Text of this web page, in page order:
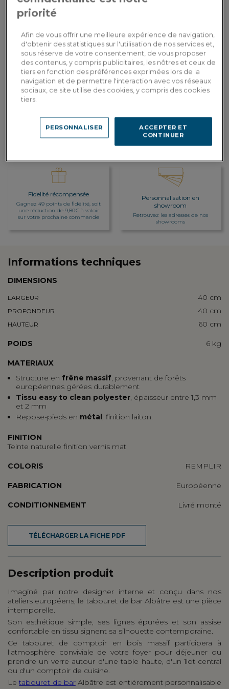
Hauteur d'assise :
490,00€
Dont 0,25€ d'écopart
ou 3x Paiement en
3 fois en CB
AJOUTER AU PANIER
Livraison sur-mesure
Estimer mes frais de livraison par pays
Fidelité récompensée
Gagnez 49 points de fidélité, soit
une réduction de 9,80€ à valoir
sur votre prochaine commande
Personnalisation en
showroom
Retrouvez les adresses de nos
showrooms
Informations techniques
DIMENSIONS
LARGEUR 40 cm
PROFONDEUR 40 cm
HAUTEUR 60 cm
POIDS 6 kg
MATERIAUX
Structure en frêne massif, provenant de forêts
européennes gérées durablement
Tissu easy to clean polyester, épaisseur entre 1,3 mm
et 2 mm
Repose-pieds en métal, finition laiton.
FINITION
Teinte naturelle finition vernis mat
COLORIS REMPLIR
FABRICATION Européenne
CONDITIONNEMENT Livré monté
TÉLÉCHARGER LA FICHE PDF
Description produit
Imaginé par notre designer interne et conçu dans nos
ateliers européens, le tabouret de bar Albâtre est une pièce
intemporelle.
Son esthétique simple, ses lignes épurées et son assise
confortable en tissu signent sa silhouette contemporaine.
Ce tabouret de comptoir en bois massif participera à
l'atmosphère conviviale de votre foyer pour déjeuner ou
prendre un verre autour d'une table haute, d'un îlot central
ou d'un comptoir de cuisine.
Letabouret de barAlbâtre est entièrement personnalisable
priorité
Afin de vous offrir une meilleure expérience de navigation,
d'obtenir des statistiques sur l'utilisation de nos services et,
sous réserve de votre consentement, de vous proposer
des contenus, y compris publicitaires, les nôtres et ceux de
tiers en fonction des préférences exprimées lors de la
navigation et de permettre l'interaction avec vos réseaux
sociaux, ce site utilise des cookies, y compris des cookies
tiers.
ACCEPTER ET
CONTINUER
PERSONNALISER